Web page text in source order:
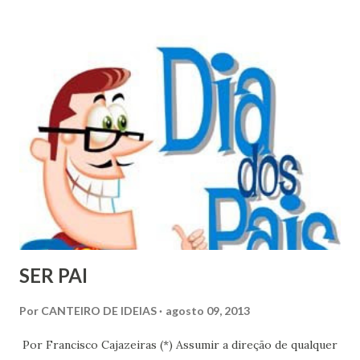
de Deus, aqui e em todos os lugares, até mesmo no além.
(*) poeta, escritor espírita e integrante da equipe do jornal
Ceará Espírita.
SER PAI
Por CANTEIRO DE IDEIAS agosto 09, 2013
Por Francisco Cajazeiras (*) Assumir a direção de qualquer